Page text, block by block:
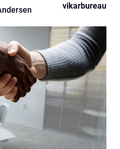
vikarbureau